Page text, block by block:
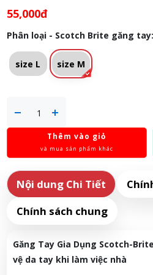
55,000đ
Phân loại - Scotch Brite găng tay:
size L size M
Thêm vào giỏ
và mua sản phẩm khác
Nội dung Chi Tiết
Chính sách chung
Găng Tay Gia Dụng Scotch-
vệ da tay khi làm việc nhà